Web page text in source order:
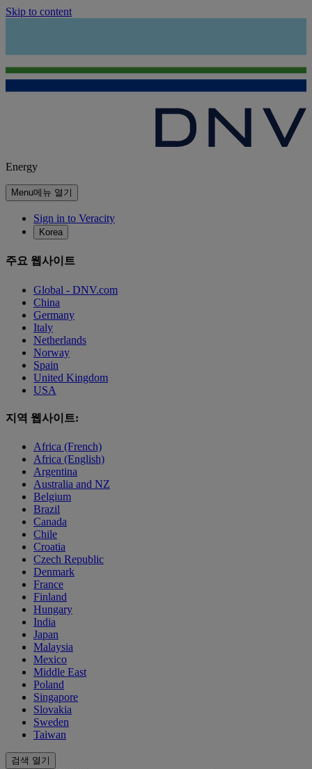
Skip to content
Energy
Menu메뉴 열기
Sign in to Veracity
Korea
주요 웹사이트
Global - DNV.com
China
Germany
Italy
Netherlands
Norway
Spain
United Kingdom
USA
지역 웹사이트:
Africa (French)
Africa (English)
Argentina
Australia and NZ
Belgium
Brazil
Canada
Chile
Croatia
Czech Republic
Denmark
France
Finland
Hungary
India
Japan
Malaysia
Mexico
Middle East
Poland
Singapore
Slovakia
Sweden
Taiwan
검색 열기